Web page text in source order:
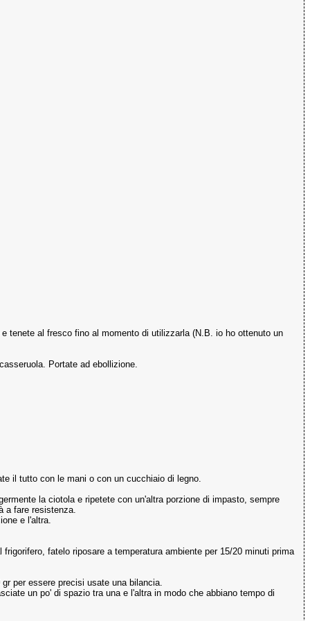
tenete al fresco fino al momento di utilizzarla (N.B. io ho ottenuto un
Portate ad ebollizione.
il tutto con le mani o con un cucchiaio di legno.
la ciotola e ripetete con un'altra porzione di impasto, sempre
a fare resistenza.
e l'altra.
fatelo riposare a temperatura ambiente per 15/20 minuti prima
per essere precisi usate una bilancia.
un po' di spazio tra una e l'altra in modo che abbiano tempo di